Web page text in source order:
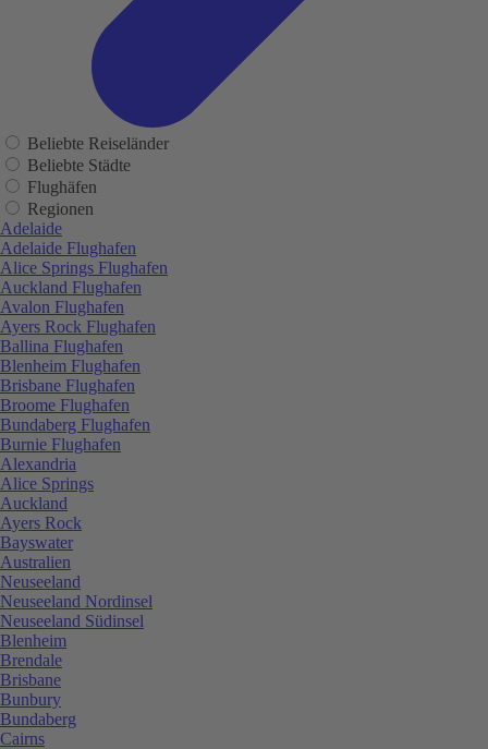
Beliebte Reiseländer
Beliebte Städte
Flughäfen
Regionen
Adelaide
Adelaide Flughafen
Alice Springs Flughafen
Auckland Flughafen
Avalon Flughafen
Ayers Rock Flughafen
Ballina Flughafen
Blenheim Flughafen
Brisbane Flughafen
Broome Flughafen
Bundaberg Flughafen
Burnie Flughafen
Alexandria
Alice Springs
Auckland
Ayers Rock
Bayswater
Australien
Neuseeland
Neuseeland Nordinsel
Neuseeland Südinsel
Blenheim
Brendale
Brisbane
Bunbury
Bundaberg
Cairns